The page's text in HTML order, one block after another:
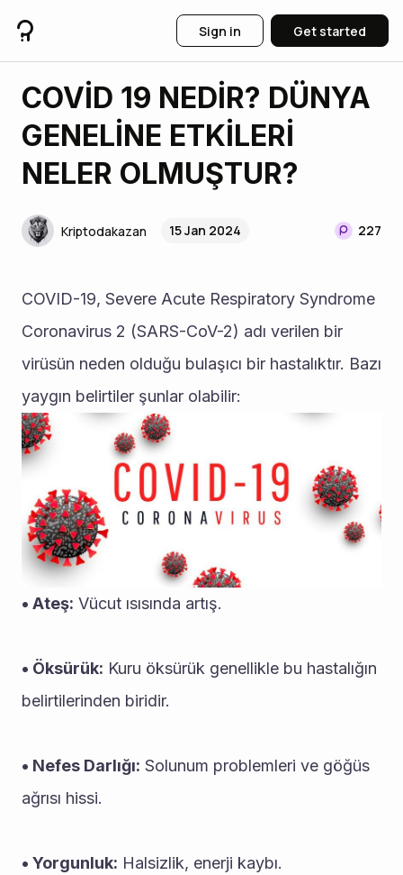
Sign in Get started
COVİD 19 NEDİR? DÜNYA
GENELİNE ETKİLERİ
NELER OLMUŞTUR?
Kriptodakazan 15 Jan 2024 227
COVID-19, Severe Acute Respiratory Syndrome
Coronavirus 2 (SARS-CoV-2) adı verilen bir
virüsün neden olduğu bulaşıcı bir hastalıktır. Bazı
yaygın belirtiler şunlar olabilir:
• Ateş: Vücut ısısında artış.
• Öksürük: Kuru öksürük genellikle bu hastalığın
belirtilerinden biridir.
• Nefes Darlığı: Solunum problemleri ve göğüs
ağrısı hissi.
• Yorgunluk: Halsizlik, enerji kaybı.